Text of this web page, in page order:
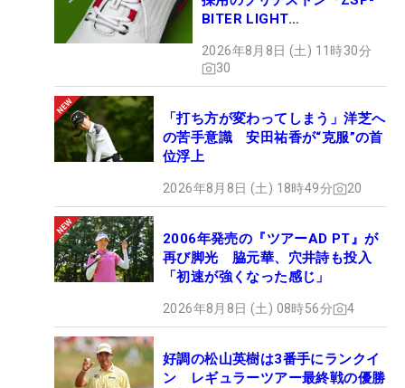
BITER LIGHT
ュー
2026年8月8日 (土) 11時30分
30
「打ち方が変わってしまう」洋芝へ
の苦手意識 安田祐香が“克服”の首
位浮上
2026年8月8日 (土) 18時49分 20
2006年発売の『ツアーAD PT』が
再び脚光 脇元華、穴井詩も投入
「初速が強くなった感じ」
2026年8月8日 (土) 08時56分 4
好調の松山英樹は3番手にランクイ
ン レギュラーツアー最終戦の優勝